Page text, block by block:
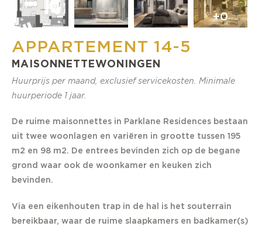
+0
APPARTEMENT 14-5
MAISONNETTEWONINGEN
Huurprijs per maand, exclusief servicekosten. Minimale
huurperiode 1 jaar.
De ruime maisonnettes in Parklane Residences bestaan
uit twee woonlagen en variëren in grootte tussen 195
m2 en 98 m2. De entrees bevinden zich op de begane
grond waar ook de woonkamer en keuken zich
bevinden.
Via een eikenhouten trap in de hal is het souterrain
bereikbaar, waar de ruime slaapkamers en badkamer(s)